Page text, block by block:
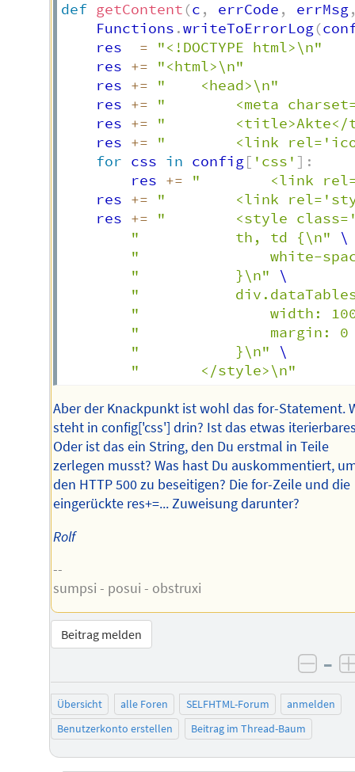
def getContent (c , errCode , errMsg
	Functions
.writeToErrorLog(
	res
=
"<!DOCTYPE html>\n"
	res
+=
"<html>\n"
	res
+=
"	<head>\n"
	res
+=
"		<meta
	res
+=
"
	res
+=
"		<link
for css in config[ 'css' ] :
		res
+=
"		<link
	res
+=
"		<link
	res
+=
"		<style
"			th, td {\n" \
"				white-
"			}\n" \
"
"				width:
"
"			}\n" \
"		</style>\n"
Aber der Knackpunkt ist wohl das for-Statement.
steht in config['css'] drin? Ist das etwas
Oder ist das ein String, den Du erstmal in Teile
zerlegen musst? Was hast Du auskommentiert,
den HTTP 500 zu beseitigen? Die for-Zeile und die
eingerückte res+=... Zuweisung darunter?
Rolf
--
sumpsi - posui - obstruxi
Beitrag melden
–
Übersicht alle Foren SELFHTML-Forum
anmelden
Benutzerkonto erstellen
Beitrag im Thread-Baum